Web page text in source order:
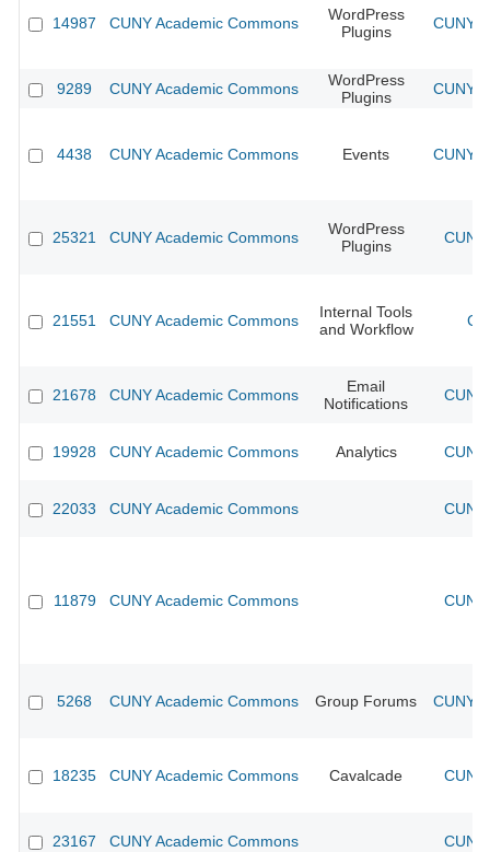
14987 CUNY Academic Commons
WordPress
Plugins
CUNY
9289 CUNY Academic Commons
WordPress
Plugins
CUNY
4438 CUNY Academic Commons Events CUNY
25321 CUNY Academic Commons
WordPress
Plugins
21551 CUNY Academic Commons
Internal Tools
and Workflow
21678 CUNY Academic Commons
Email
Notifications
19928 CUNY Academic Commons Analytics
22033 CUNY Academic Commons
11879 CUNY Academic Commons
5268 CUNY Academic Commons Group Forums CUNY
18235 CUNY Academic Commons Cavalcade
23167 CUNY Academic Commons